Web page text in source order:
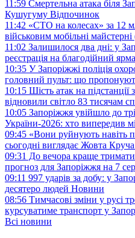
11:59 Смертельна атака біля
Кушугуму Відпочинок
11:42 «СТО на колесах» за 12
військовим мобільні
11:02 Залишилося два дні: у
реєстрація на благодійний
10:35 У Запоріжжі поліція
головний пульт: що
10:15 Шість атак на
відновили світло 83 тисячам
10:05 Запоріжжя увійшло до
України-2026: хто випередив
09:45 «Вони руйнують навіть
сьогодні виглядає Жовта
09:31 До вечора краще
прогноз для Запоріжжя на 7
09:11 997 ударів за добу: у
десятеро людей Новини
08:56 Тимчасові зміни у русі
курсуватиме транспорт у
Всі новини